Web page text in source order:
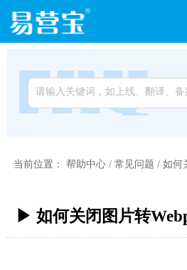
当前位置： 帮助中心/ 常见问题 / 如何
▶ 如何关闭图片转